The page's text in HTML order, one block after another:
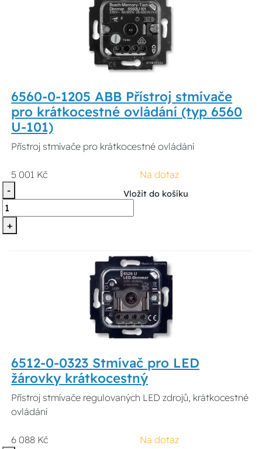
6560-0-1205 ABB Přístroj stmívače
pro krátkocestné ovládání (typ 6560
U-101)
Přístroj stmívače pro krátkocestné ovládání
5 001 Kč
Na dotaz
-
+
Vložit do košíku
6512-0-0323 Stmívač pro LED
žárovky krátkocestný
Přístroj stmívače regulovaných LED zdrojů, krátkocestné
ovládání
6 088 Kč
Na dotaz